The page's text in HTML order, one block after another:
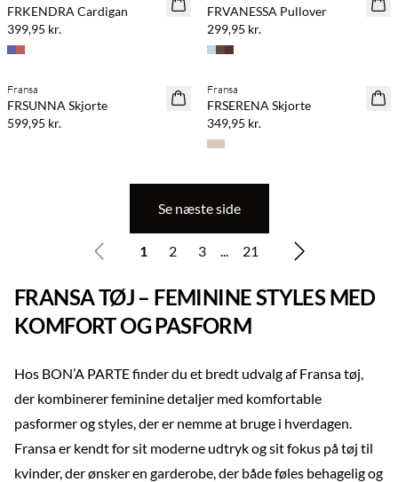
FRKENDRA Cardigan
399,95 kr.
FRVANESSA Pullover
299,95 kr.
NYHED
Fransa
FRSUNNA Skjorte
599,95 kr.
NYHED
Fransa
FRSERENA Skjorte
349,95 kr.
Se næste side
1 2 3 ... 21
FRANSA TØJ – FEMININE STYLES MED
KOMFORT OG PASFORM
Hos BON’A PARTE finder du et bredt udvalg af Fransa tøj,
der kombinerer feminine detaljer med komfortable
pasformer og styles, der er nemme at bruge i hverdagen.
Fransa er kendt for sit moderne udtryk og sit fokus på tøj til
kvinder, der ønsker en garderobe, der både føles behagelig og